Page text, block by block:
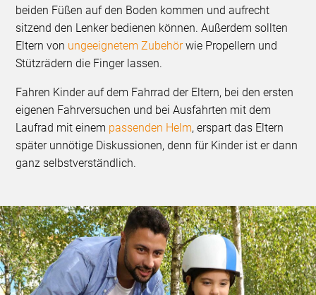
beiden Füßen auf den Boden kommen und aufrecht
sitzend den Lenker bedienen können. Außerdem sollten
Eltern von ungeeignetem Zubehörwie Propellern und
Stützrädern die Finger lassen.
Fahren Kinder auf dem Fahrrad der Eltern, bei den ersten
eigenen Fahrversuchen und bei Ausfahrten mit dem
Laufrad mit einem passenden Helm, erspart das Eltern
später unnötige Diskussionen, denn für Kinder ist er dann
ganz selbstverständlich.